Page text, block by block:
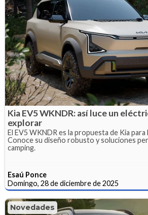
Kia EV5 WKNDR: así luce un
explorar
El EV5 WKNDR es la propuesta de Kia
Conoce su diseño robusto y soluciones
camping.
Esaú Ponce
Domingo, 28 de diciembre de 2025
Novedades